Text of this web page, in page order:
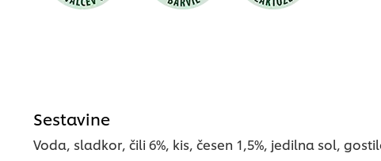
Sestavine
Voda, sladkor, čili 6%, kis, česen 1,5%, jedilna sol,